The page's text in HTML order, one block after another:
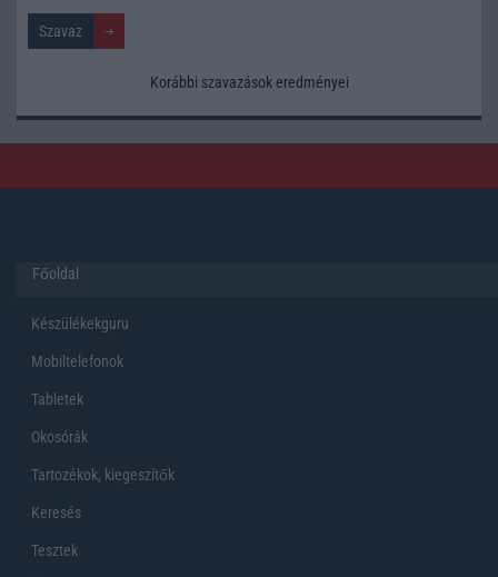
Korábbi szavazások eredményei
Főoldal
Készülékekguru
Mobiltelefonok
Tabletek
Okosórák
Tartozékok, kiegeszítők
Keresés
Tesztek